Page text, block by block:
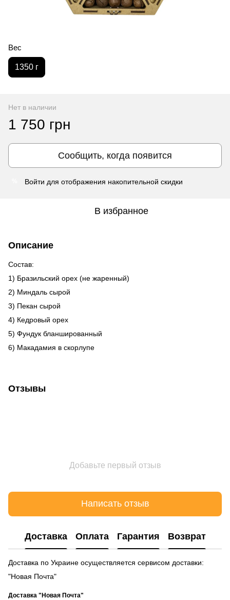
Вес
1350 г
Нет в наличии
1 750 грн
Сообщить, когда появится
Войти для отображения накопительной скидки
В избранное
Описание
Состав:
1) Бразильский орех (не жаренный)
2) Миндаль сырой
3) Пекан сырой
4) Кедровый орех
5) Фундук бланшированный
6) Макадамия в скорлупе
Отзывы
Добавьте первый отзыв
Написать отзыв
Доставка Оплата Гарантия Возврат
Доставка по Украине осуществляется сервисом доставки:
"Новая Почта"
Доставка "Новая Почта"